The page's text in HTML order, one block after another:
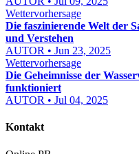
Wettervorhersage
Die faszinierende Welt der
und Verstehen
AUTOR • Jun 23, 2025
Wettervorhersage
Die Geheimnisse der
funktioniert
AUTOR • Jul 04, 2025
Kontakt